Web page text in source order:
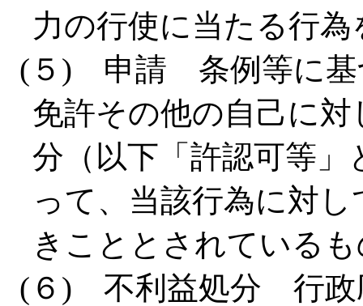
力の行使に当たる行為
(５) 申請 条例等に基
免許その他の自己に
分（以下「許認可等
って、当該行為に対
きこととされている
(６) 不利益処分 行政